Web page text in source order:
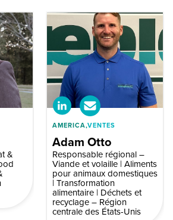
&
AMERICA,VENTES
Adam Otto
Responsable régional –
Viande et volaille | Aliments
pour animaux domestiques
| Transformation
alimentaire | Déchets et
recyclage – Région
centrale des États-Unis